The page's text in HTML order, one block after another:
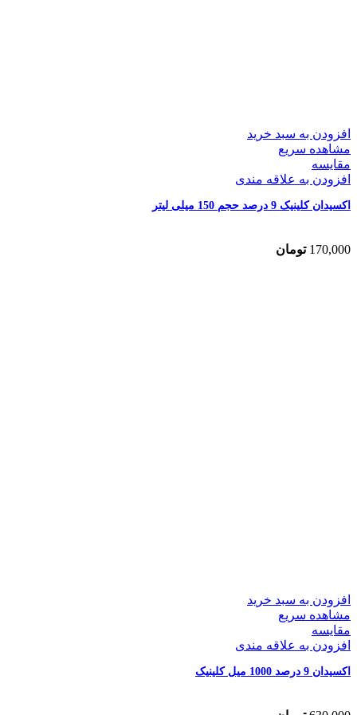
افزودن به سبد خرید
مشاهده سریع
مقایسه
افزودن به علاقه مندی
اکسیدان کلینیک 9 درصد حجم 150 میلی لیتر
170,000 تومان
افزودن به سبد خرید
مشاهده سریع
مقایسه
افزودن به علاقه مندی
اکسیدان 9 درصد 1000 میل کلینیک